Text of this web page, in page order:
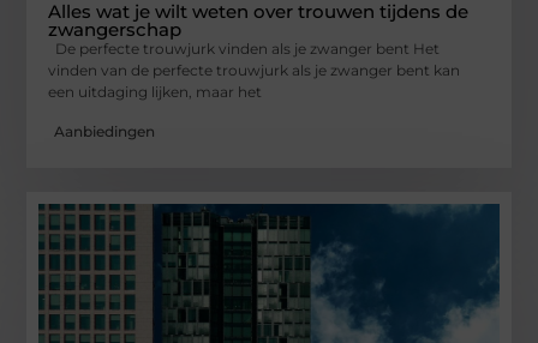
Alles wat je wilt weten over trouwen tijdens de
zwangerschap
De perfecte trouwjurk vinden als je zwanger bent Het
vinden van de perfecte trouwjurk als je zwanger bent kan
een uitdaging lijken, maar het
Aanbiedingen